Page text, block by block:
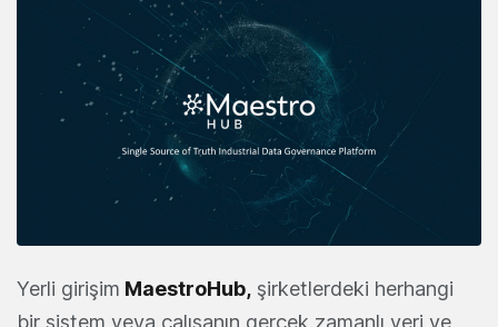
Yerli girişim MaestroHub, şirketlerdeki herhangi
bir sistem veya çalışanın gerçek zamanlı veri ve